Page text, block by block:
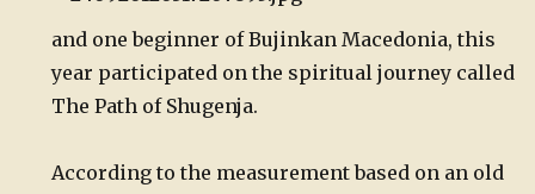
and one beginner of Bujinkan Macedonia, this
year participated on the spiritual journey called
The Path of Shugenja.
According to the measurement based on an old